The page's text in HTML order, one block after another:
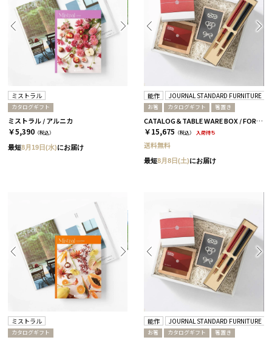
ミストラル
カタログギフト
ミストラル / アルニカ
￥5,390 （税込）
最短8月19日(水)にお届け
能作 JOURNAL STANDARD FURNITURE
お箸 カタログギフト 箸置き
CATALOG＆TABLE WARE BOX / FORMAL / 全3種 桜
￥15,675 （税込） 入荷待ち
送料無料
最短8月8日(土)にお届け
ミストラル
カタログギフト
能作 JOURNAL STANDARD FURNITURE
お箸 カタログギフト 箸置き